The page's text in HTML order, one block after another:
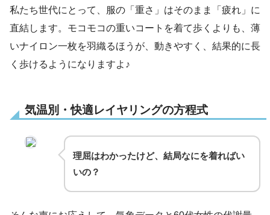
私たち世代にとって、服の「重さ」はそのまま「疲れ」に
直結します。モコモコの重いコートを着て歩くよりも、薄
いナイロン一枚を羽織るほうが、動きやすく、結果的に長
く歩けるようになりますよ♪
気温別・快適レイヤリングの方程式
理屈はわかったけど、結局なにを着ればい
いの？